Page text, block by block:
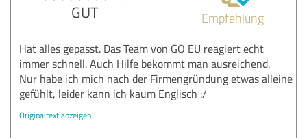
GUT Empfehlung
Hat alles gepasst. Das Team von GO EU reagiert echt
immer schnell. Auch Hilfe bekommt man ausreichend.
Nur habe ich mich nach der Firmengründung etwas alleine
gefühlt, leider kann ich kaum Englisch :/
Originaltext anzeigen